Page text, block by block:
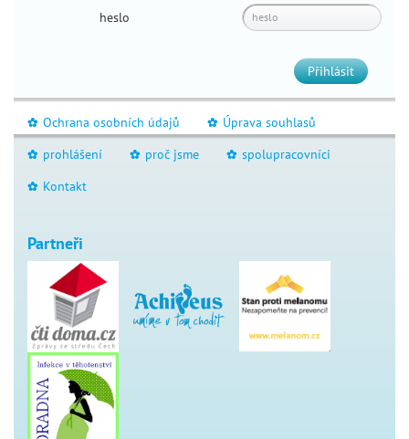
heslo
Přihlásit
_ Ochrana osobních údajů _ Úprava souhlasů
_ prohlášení _ proč jsme _ spolupracovníci
_ Kontakt
Partneři